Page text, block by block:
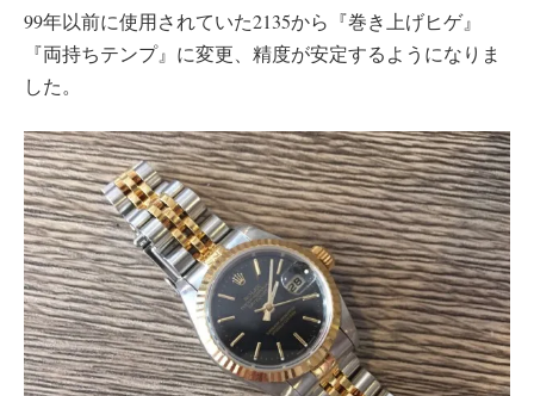
99年以前に使用されていた2135から『巻き上げヒゲ』
『両持ちテンプ』に変更、精度が安定するようになりま
した。